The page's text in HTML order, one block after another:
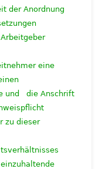
der Anordnung
eine
und die Anschrift
zu dieser